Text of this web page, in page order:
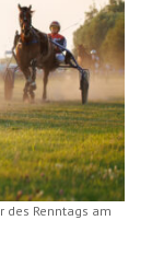
des Renntags am